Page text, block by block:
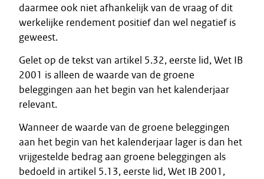
daarmee ook niet afhankelijk van de vraag of dit
werkelijke rendement positief dan wel negatief is
geweest.
Gelet op de tekst van artikel 5.32, eerste lid, Wet IB
2001 is alleen de waarde van de groene
beleggingen aan het begin van het kalenderjaar
relevant.
Wanneer de waarde van de groene beleggingen
aan het begin van het kalenderjaar lager is dan het
vrijgestelde bedrag aan groene beleggingen als
bedoeld in artikel 5.13, eerste lid, Wet IB 2001,